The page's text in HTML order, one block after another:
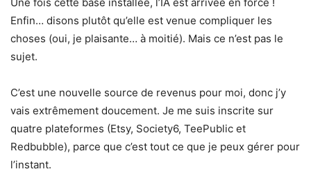
Enfin… disons plutôt qu’elle est venue compliquer les
choses (oui, je plaisante… à moitié). Mais ce n’est pas le
sujet.
C’est une nouvelle source de revenus pour moi, donc j’y
vais extrêmement doucement. Je me suis inscrite sur
quatre plateformes (Etsy, Society6, TeePublic et
Redbubble), parce que c’est tout ce que je peux gérer pour
l’instant.